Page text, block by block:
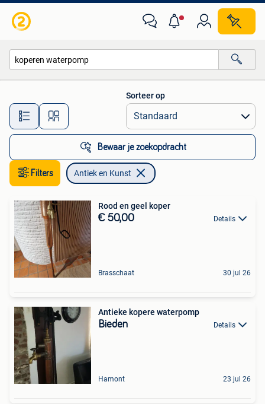
Alle afstanden…
Sorteer op
Bewaar je zoekopdracht
Filters Antiek en Kunst
Rood en geel koper
€ 50,00 Details
Brasschaat 30 jul 26
Antieke kopere waterpomp
Bieden Details
Hamont 23 jul 26